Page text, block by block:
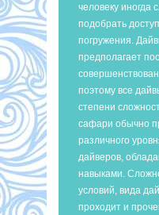
человеку иногда
подобрать
погружения.
предполагает
поэтому все
степени
сафари обычно
различного
дайверов,
навыками.
условий, вида
проходит и